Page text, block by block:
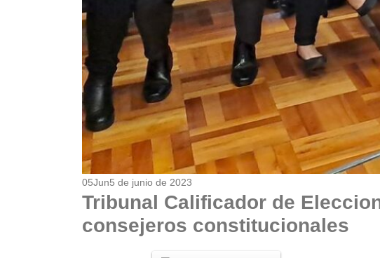
05Jun5 de junio de 2023
Tribunal Calificador de
consejeros constitucionales